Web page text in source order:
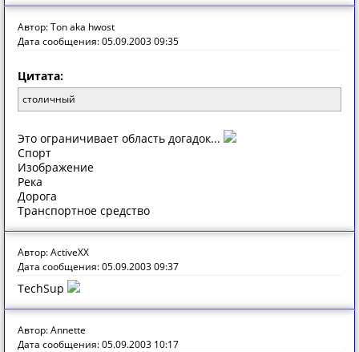
Автор: Ton aka hwost
Дата сообщения: 05.09.2003 09:35
Цитата:
столичный
Это ограничивает область догадок...
Спорт
Изображение
Река
Дорога
Транспортное средство
Автор: ActiveXX
Дата сообщения: 05.09.2003 09:37
TechSup
Автор: Annette
Дата сообщения: 05.09.2003 10:17